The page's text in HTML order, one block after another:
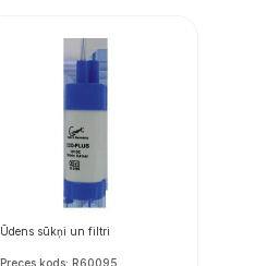
Ūdens sūkņi un filtri
Preces kods: R60095